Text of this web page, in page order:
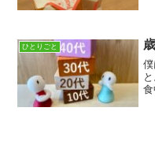
ひとりごと
食